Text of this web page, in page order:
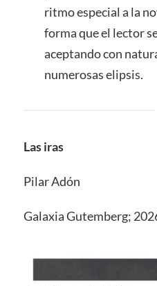
ritmo especial a la
forma que el lector
aceptando con
numerosas elipsis.
Las iras
Pilar Adón
Galaxia Gutemberg;